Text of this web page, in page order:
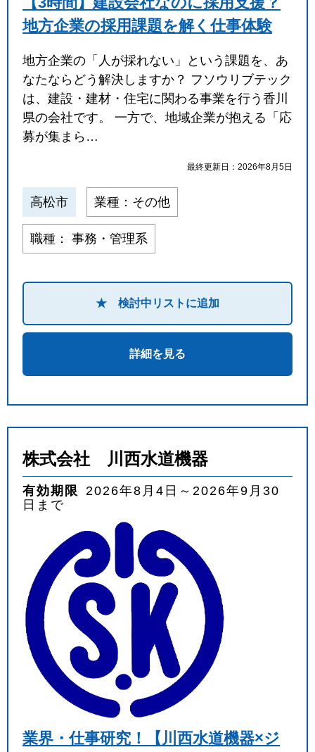
地方企業の採用課題を解く仕事体験
地方企業の「人が採れない」という課題を、あ
なたならどう解決しますか？ フソウリブテック
は、建設・建材・住宅に関わる事業を行う香川
県の会社です。 一方で、地域企業が抱える「応
募が集まら…
最終更新日：2026年8月5日
高松市 業種：その他
職種： 事務・管理系
★ 検討中リストに追加
詳細を見る
株式会社 川西水道機器
有効期限
2026年8月4日～2026年9月30
日まで
業界・仕事研究！【川西水道機器×ジ